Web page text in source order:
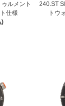
ルメント
仕様
)
240.ST
トウ